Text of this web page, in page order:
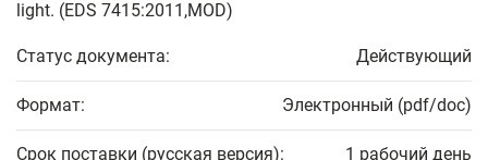
light. (EDS 7415:2011,MOD)
Статус документа: Действующий
Формат: Электронный (pdf/doc)
Срок поставки (русская версия): 1 рабочий день